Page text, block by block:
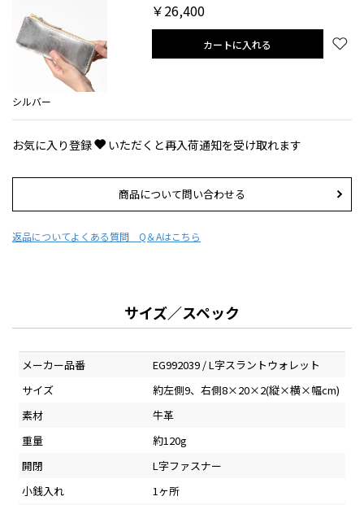
シルバー
￥26,400
カートに入れる
お気に入り登録 いただくと再入荷通知を受け取れます
商品について問い合わせる
返品についてよくある質問 Q＆Aはこちら
サイズ／スペック
メーカー品番
EG992039 / L字スラントウォレット
サイズ
約左側9、右側8×20×2(縦×横×幅cm)
素材
牛革
重量
約120g
開閉
L字ファスナー
小銭入れ
1ヶ所